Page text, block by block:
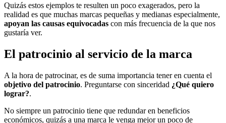
Quizás estos ejemplos te resulten un poco exagerados, pero la
realidad es que muchas marcas pequeñas y medianas especialmente,
apoyan las causas equivocadas con más frecuencia de la que nos
gustaría ver.
El patrocinio al servicio de la marca
A la hora de patrocinar, es de suma importancia tener en cuenta el
objetivo del patrocinio. Preguntarse con sinceridad ¿Qué quiero
lograr?.
No siempre un patrocinio tiene que redundar en beneficios
económicos, quizás a una marca le venga mejor un poco de